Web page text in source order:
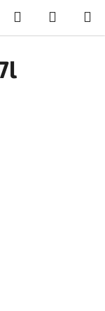
Hľadať
KOŠÍK